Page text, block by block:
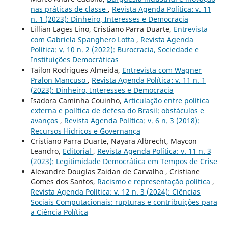
nas práticas de classe , Revista Agenda Política: v. 11
n. 1 (2023): Dinheiro, Interesses e Democracia
Lillian Lages Lino, Cristiano Parra Duarte, Entrevista
com Gabriela Spanghero Lotta , Revista Agenda
Política: v. 10 n. 2 (2022): Burocracia, Sociedade e
Instituições Democráticas
Tailon Rodrigues Almeida, Entrevista com Wagner
Pralon Mancuso , Revista Agenda Política: v. 11 n. 1
(2023): Dinheiro, Interesses e Democracia
Isadora Caminha Couinho, Articulação entre política
externa e política de defesa do Brasil: obstáculos e
avanços , Revista Agenda Política: v. 6 n. 3 (2018):
Recursos Hídricos e Governança
Cristiano Parra Duarte, Nayara Albrecht, Maycon
Leandro, Editorial , Revista Agenda Política: v. 11 n. 3
(2023): Legitimidade Democrática em Tempos de Crise
Alexandre Douglas Zaidan de Carvalho , Cristiane
Gomes dos Santos, Racismo e representação política ,
Revista Agenda Política: v. 12 n. 3 (2024): Ciências
Sociais Computacionais: rupturas e contribuições para
a Ciência Política